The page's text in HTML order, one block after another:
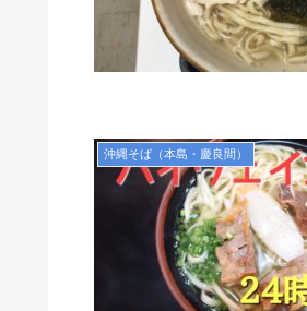
沖縄そば（本島・慶良間）